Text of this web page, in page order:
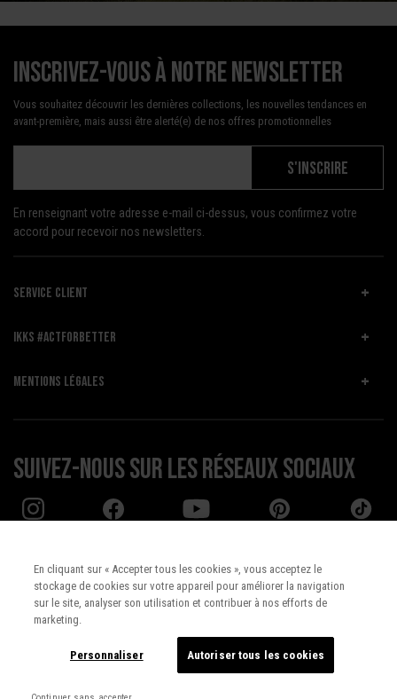
Inscrivez-vous à notre newsletter
Vous souhaitez découvrir les dernières collections, les nouvelles tendances en
avant-première, mais aussi être alerté(e) de nos offres promotionnelles
S'INSCRIRE
En renseignant votre adresse e-mail ci-dessus, vous confirmez votre
accord pour recevoir nos newsletters.
SERVICE CLIENT
IKKS #ACTFORBETTER
MENTIONS LÉGALES
Suivez-nous sur les réseaux sociaux
Pays : UNITED STATES
Français
En cliquant sur « Accepter tous les cookies », vous acceptez le
stockage de cookies sur votre appareil pour améliorer la navigation
sur le site, analyser son utilisation et contribuer à nos efforts de
marketing.
Personnaliser Autoriser tous les cookies